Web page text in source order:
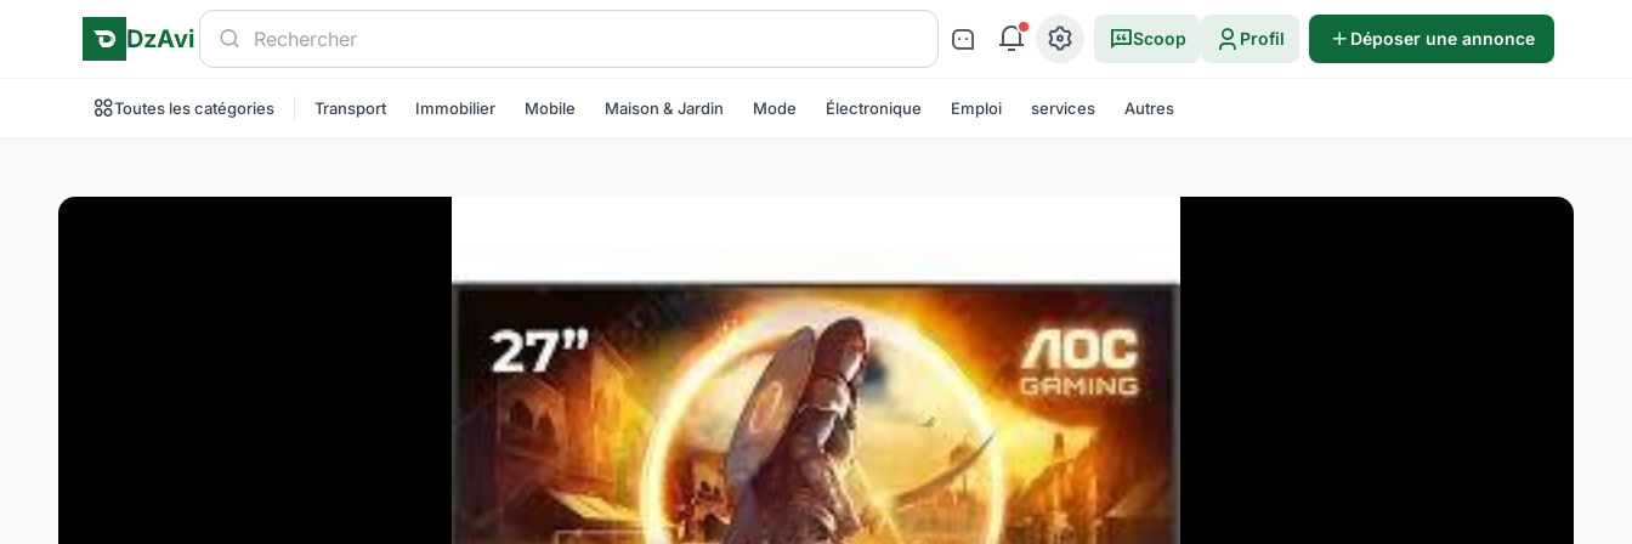
DzAvi Scoop Profil Déposer une annonce
Toutes les catégories Transport Immobilier Mobile Maison & Jardin Mode Électronique Emploi services Autres